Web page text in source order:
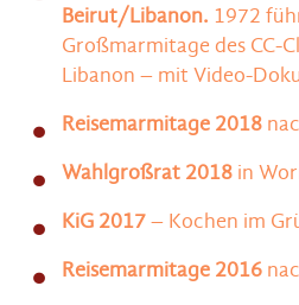
Beirut/Libanon. 1972
Großmarmitage des CC-
Libanon – mit Video-
Reisemarmitage 2018
Wahlgroßrat 2018 in
KiG 2017– Kochen im
Reisemarmitage 2016